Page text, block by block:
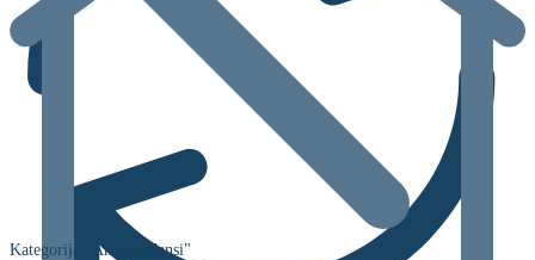
Kategorija "Antioksidansi"